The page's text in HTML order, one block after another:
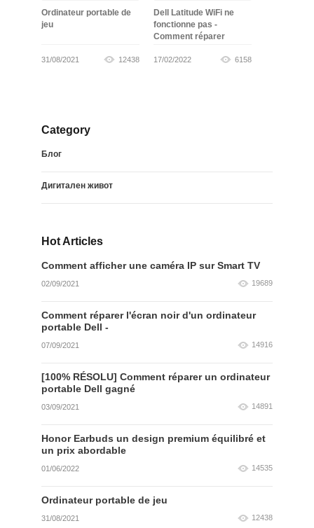
Ordinateur portable de
jeu
31/08/2021 12438
Dell Latitude WiFi ne
fonctionne pas -
Comment réparer
17/02/2022 6158
Category
Блог
Дигитален живот
Hot Articles
Comment afficher une caméra IP sur Smart TV
02/09/2021 19689
Comment réparer l'écran noir d'un ordinateur
portable Dell -
07/09/2021 14916
[100% RÉSOLU] Comment réparer un ordinateur
portable Dell gagné
03/09/2021 14891
Honor Earbuds un design premium équilibré et
un prix abordable
01/06/2022 14535
Ordinateur portable de jeu
31/08/2021 12438